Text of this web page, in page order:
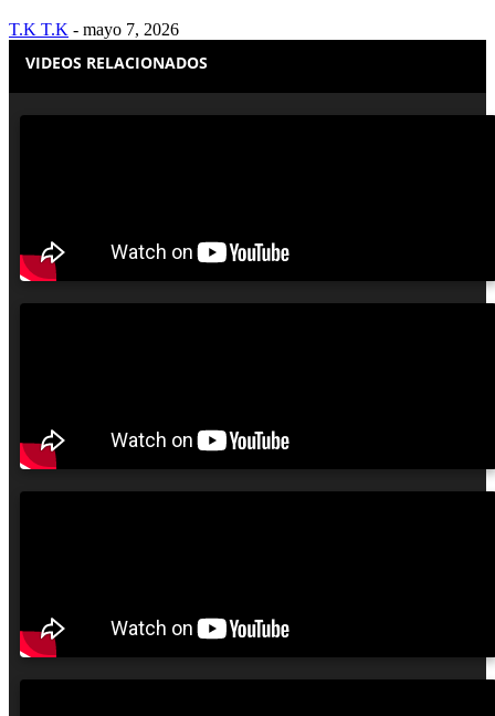
T.K T.K - mayo 7, 2026
VIDEOS RELACIONADOS